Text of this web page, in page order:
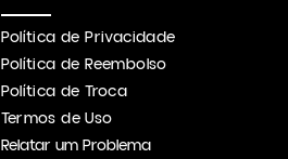
Política de Privacidade
Política de Reembolso
Política de Troca
Termos de Uso
Relatar um Problema